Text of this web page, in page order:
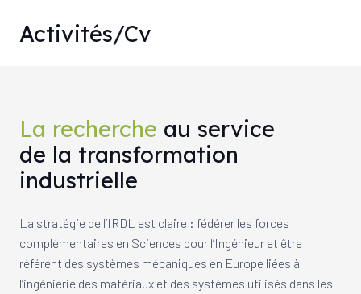
Activités/Cv
La recherche au service
de la transformation
industrielle
La stratégie de l’IRDL est claire : fédérer les forces
complémentaires en Sciences pour l’Ingénieur et être
référent des systèmes mécaniques en Europe liées à
l’ingénierie des matériaux et des systèmes utilisés dans les